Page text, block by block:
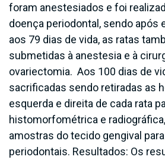
foram anestesiados e foi
doença periodontal, sendo após
aos 79 dias de vida, as ratas
submetidas à anestesia e à
ovariectomia. Aos 100 dias de
sacrificadas sendo retiradas as
esquerda e direita de cada rata
histomorfométrica e
amostras do tecido gengival
periodontais. Resultados: Os